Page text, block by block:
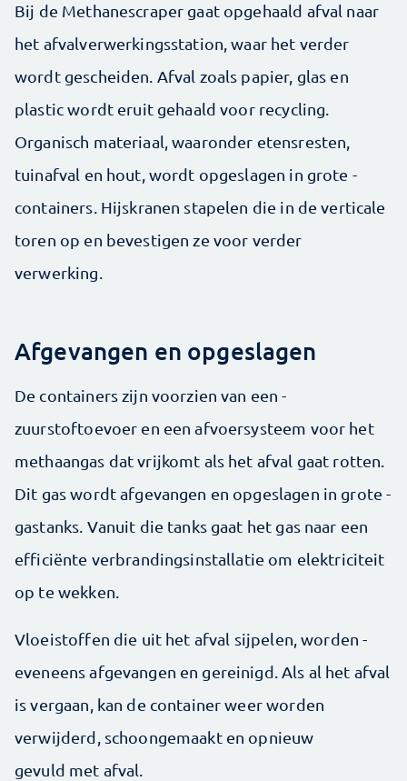
Bij de Methanescraper gaat opgehaald afval naar
het afvalverwerkingsstation, waar het verder
wordt gescheiden. Afval zoals papier, glas en
plastic wordt eruit gehaald voor recycling.
Organisch mate­riaal, waaronder etensresten,
tuinafval en hout, wordt opgeslagen in grote ­
containers. Hijskranen stapelen die in de verticale
toren op en bevestigen ze voor verder
verwerking.
Afgevangen en opgeslagen
De containers zijn voorzien van een ­
zuurstoftoevoer en een afvoersysteem voor het
methaangas dat vrijkomt als het ­afval gaat rotten.
Dit gas wordt ­afgevangen en opgeslagen in grote ­
gastanks. Vanuit die tanks gaat het gas naar een
efficiënte verbrandings­installatie om elektriciteit
op te wekken.
Vloeistoffen die uit het afval sijpelen, worden ­
eveneens ­afgevangen en ge­reinigd. Als al het ­afval
is vergaan, kan de ­container weer worden
verwijderd, schoongemaakt en opnieuw
gevuld met afval.